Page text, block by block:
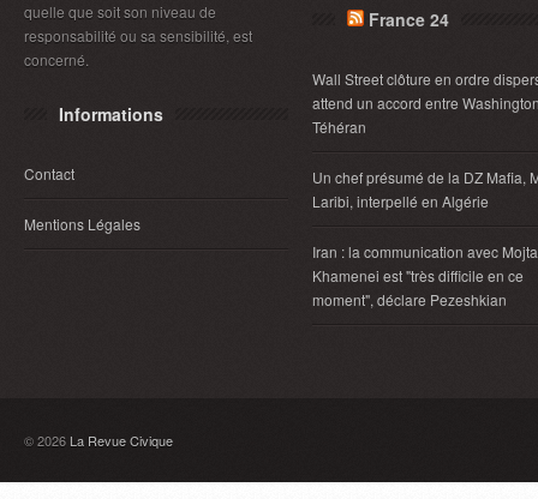
quelle que soit son niveau de
responsabilité ou sa sensibilité, est
concerné.
Informations
Contact
Mentions Légales
France 24
Wall Street clôture en ordre
attend un accord entre
Téhéran
Un chef présumé de la DZ Mafia,
Laribi, interpellé en Algérie
Iran : la communication avec
Khamenei est "très difficile en ce
moment", déclare Pezeshkian
© 2026 La Revue Civique